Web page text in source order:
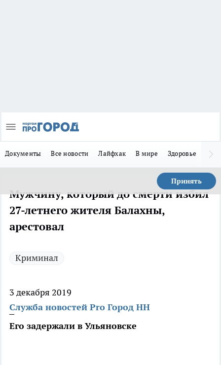
Документы Все новости Лайфхак В мире Здоровье
Принять
Мужчину, который до смерти избил
27-летнего жителя Балахны,
арестовал
Криминал
3 декабря 2019
Служба новостей Pro Город НН
Его задержали в Ульяновске